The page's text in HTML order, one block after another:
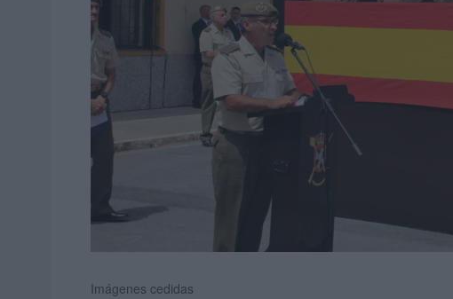
Imágenes cedidas